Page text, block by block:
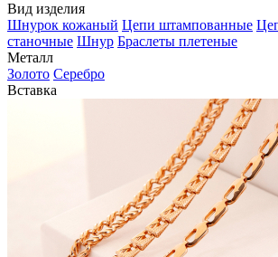
Вид изделия
Шнурок кожаный Цепи штампованные
станочные Шнур Браслеты плетеные
Металл
Золото Серебро
Вставка